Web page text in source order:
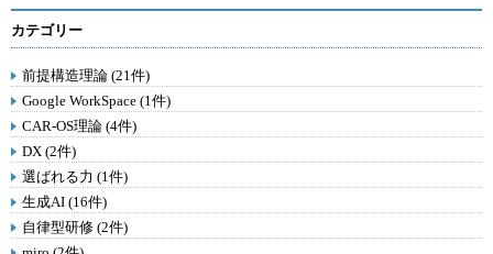
カテゴリー
前提構造理論 (21件)
Google WorkSpace (1件)
CAR-OS理論 (4件)
DX (2件)
選ばれる力 (1件)
生成AI (16件)
自律型研修 (2件)